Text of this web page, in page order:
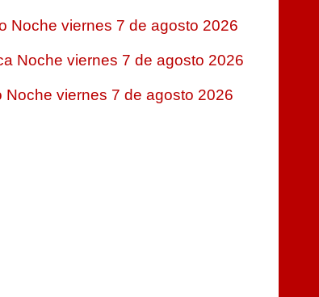
Noche viernes 7 de agosto 2026
Noche viernes 7 de agosto 2026
Noche viernes 7 de agosto 2026